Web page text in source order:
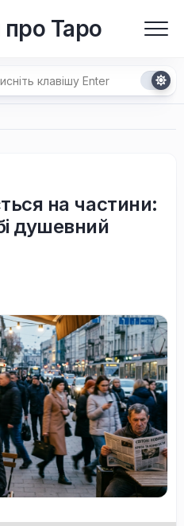
Таро
на частини:
душевний